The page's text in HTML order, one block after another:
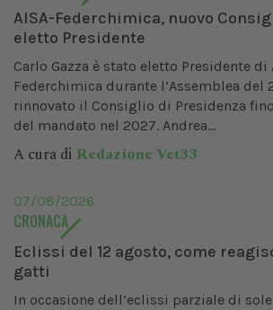
AISA-Federchimica, nuovo
eletto Presidente
Carlo Gazza è stato eletto Presidente di
Federchimica durante l’Assemblea del
rinnovato il Consiglio di Presidenza
del mandato nel 2027. Andrea...
A cura di Redazione Vet33
07/08/2026
CRONACA
Eclissi del 12 agosto, come
gatti
In occasione dell’eclissi parziale di